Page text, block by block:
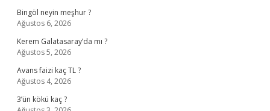
Bingöl neyin meşhur ?
Ağustos 6, 2026
Kerem Galatasaray’da mı ?
Ağustos 5, 2026
Avans faizi kaç TL ?
Ağustos 4, 2026
3’ün kökü kaç ?